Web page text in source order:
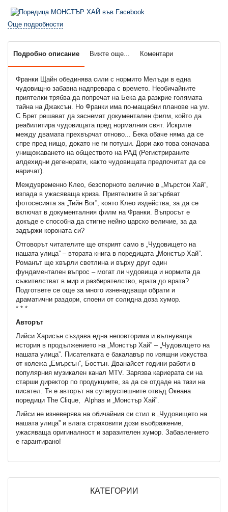
Още подробности
Подробно описание Вижте още... Коментари
Франки Щайн обединява сили с нормито Мелъди в една
чудовищно забавна надпревара с времето. Необичайните
приятелки трябва да попречат на Бека да разкрие голямата
тайна на Джаксън. Но Франки има по-мащабни планове на ум.
С Брет решават да заснемат документален филм, който да
реабилитира чудовищата пред нормалния свят. Искрите
между двамата прехвърчат отново... Бека обаче няма да се
спре пред нищо, докато не ги потуши. Дори ако това означава
унищожаването на обществото на РАД (Регистрираните
алдехидни дегенерати, както чудовищата предпочитат да се
наричат).
Междувременно Клео, безспорното величие в „Мърстон Хай”,
изпада в ужасяваща криза. Приятелките й загърбват
фотосесията за „Тийн Вог”, която Клео издейства, за да се
включат в документалния филм на Франки. Въпросът е
докъде е способна да стигне нейно царско величие, за да
задържи короната си?
Отговорът читателите ще открият само в „Чудовището на
нашата улица” – втората книга в поредицата „Монстър Хай”.
Романът ще хвърли светлина и върху друг един
фундаментален въпрос – могат ли чудовища и нормита да
съжителстват в мир и разбирателство, врата до врата?
Подгответе се още за много изненадващи обрати и
драматични раздори, споени от солидна доза хумор.
* * *
Авторът
Лийси Харисън създава една неповторима и вълнуваща
история в продължението на „Монстър Хай” – „Чудовището на
нашата улица”. Писателката е бакалавър по изящни изкуства
от колежа „Емърсън”, Бостън. Дванайсет години работи в
популярния музикален канал MTV. Зарязва кариерата си на
старши директор по продукциите, за да се отдаде на тази на
писател. Тя е авторът на суперуспешните отвъд Океана
поредици The Clique, Alphas и „Монстър Хай”.
Лийси не изневерява на обичайния си стил в „Чудовището на
нашата улица” и влага страховити дози въображение,
ужасяваща оригиналност и заразителен хумор. Забавлението
е гарантирано!
КАТЕГОРИИ